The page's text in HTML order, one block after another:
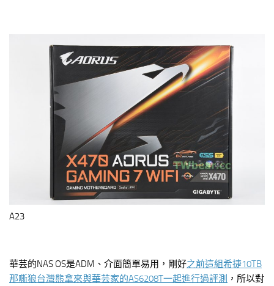
A23
華芸的NAS OS是ADM、介面簡單易用，剛好之前這組希捷10TB
那嘶狼台灣熊拿來與華芸家的AS6208T一起進行過評測 ，所以對